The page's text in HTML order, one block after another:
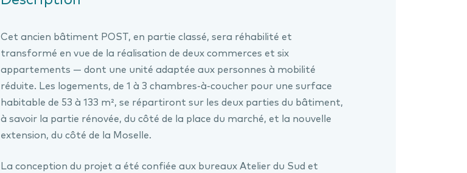
Cet ancien bâtiment POST, en partie classé, sera réhabilité et
transformé en vue de la réalisation de deux commerces et six
appartements — dont une unité adaptée aux personnes à mobilité
réduite. Les logements, de 1 à 3 chambres-à-coucher pour une surface
habitable de 53 à 133 m², se répartiront sur les deux parties du bâtiment,
à savoir la partie rénovée, du côté de la place du marché, et la nouvelle
extension, du côté de la Moselle.
La conception du projet a été confiée aux bureaux Atelier du Sud et